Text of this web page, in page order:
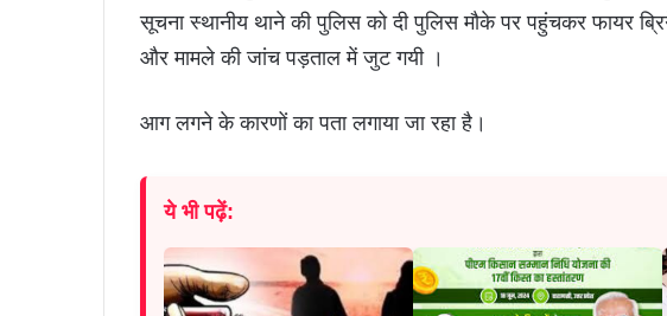
सूचना स्थानीय थाने की पुलिस को दी पुलिस मौके पर पहुंचकर फायर
और मामले की जांच पड़ताल में जुट गयी ।
आग लगने के कारणों का पता लगाया जा रहा है।
ये भी पढ़ें: